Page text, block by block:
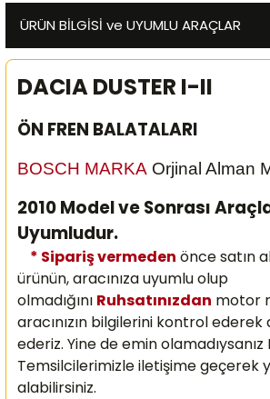
ÜRÜN BİLGİSİ ve UYUMLU ARAÇLAR
DACIA DUSTER I-II
ÖN FREN BALATALARI
BOSCH MARKA Orjinal Alman
2010 Model ve Sonrası
Uyumludur.
* Sipariş vermeden önce satın
ürünün, aracınıza uyumlu olup
olmadığını Ruhsatınızdan motor
aracınızın bilgilerini kontrol ederek
ederiz. Yine de emin
Temsilcilerimizle iletişime geçerek
alabilirsiniz.